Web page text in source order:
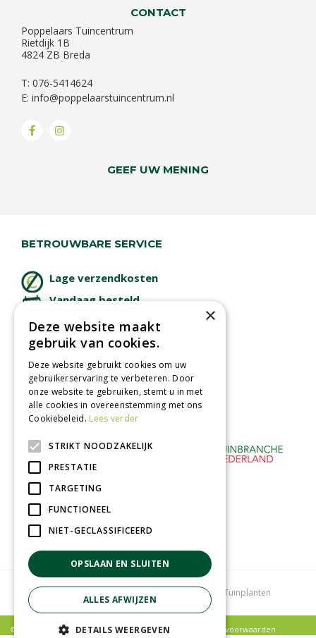
CONTACT
Poppelaars Tuincentrum
Rietdijk 1B
4824 ZB Breda
T: 076-5414624
E: info@poppelaarstuincentrum.nl
GEEF UW MENING
BETROUWBARE SERVICE
Lage verzendkosten
Vandaag besteld
Afhalen in tuincentrum
Betaal veilig
met iDeal - Wero
Kamerplanten Tuinplanten
© Poppelaars Tuincentrum |Privacy policy Algemene voorwaarden
×
Deze website maakt
gebruik van cookies.
Deze website gebruikt cookies om uw
gebruikerservaring te verbeteren. Door
onze website te gebruiken, stemt u in met
alle cookies in overeenstemming met ons
Cookiebeleid. Lees verder
STRIKT NOODZAKELIJK
PRESTATIE
TARGETING
FUNCTIONEEL
NIET-GECLASSIFICEERD
OPSLAAN EN SLUITEN
ALLES AFWIJZEN
DETAILS WEERGEVEN